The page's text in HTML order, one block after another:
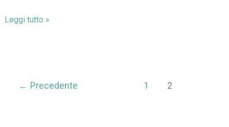
Manutenzione
Leggi tutto »
← Precedente 1 2